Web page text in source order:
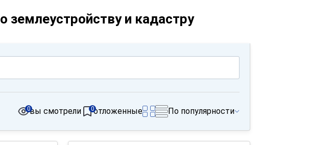
и кадастру
вы смотрели
0 отложенные
0 По популярности